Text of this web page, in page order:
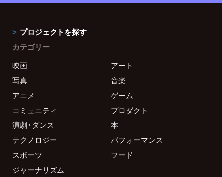
プロジェクトを探す
カテゴリー
映画
アート
写真
音楽
アニメ
ゲーム
コミュニティ
プロダクト
演劇・ダンス
本
テクノロジー
パフォーマンス
スポーツ
フード
ジャーナリズム